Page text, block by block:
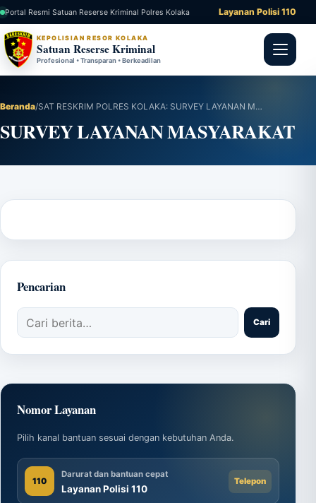
Portal Resmi Satuan Reserse Kriminal Polres Kolaka Layanan Polisi 110
KEPOLISIAN RESOR KOLAKA
Satuan Reserse Kriminal
Profesional • Transparan • Berkeadilan
Beranda/ SAT RESKRIM POLRES KOLAKA: SURVEY LAYANAN MASYARAKAT
SURVEY LAYANAN MASYARAKAT
Pencarian
Cari artikel Cari
Nomor Layanan
Pilih kanal bantuan sesuai dengan kebutuhan Anda.
110
Darurat dan bantuan cepat
Layanan Polisi 110
Telepon